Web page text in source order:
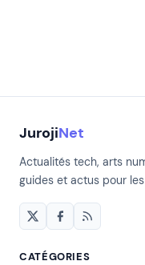
JurojiNet
Actualités tech, arts
guides et actus pour
CATÉGORIES